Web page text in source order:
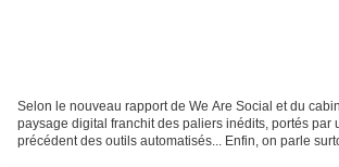
Selon le nouveau rapport de We Are Social et du
paysage digital franchit des paliers inédits, portés par
précédent des outils automatisés... Enfin, on parle